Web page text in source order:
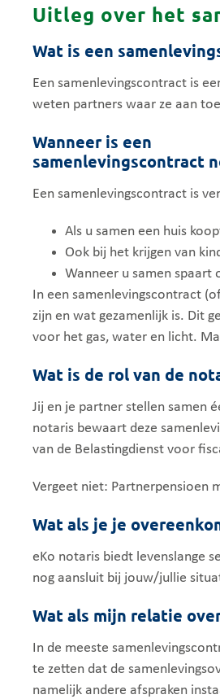
Uitleg over het
Wat is een
Een samenlevingscontract is
weten partners waar ze aan
Wanneer is een
samenlevingscontract
Een samenlevingscontract is
Als u samen een huis
Ook bij het krijgen van
Wanneer u samen spaart
In een samenlevings­contract
zijn en wat gezamenlijk is. Dit
voor het gas, water en licht.
Wat is de rol van de
Jij en je partner stellen samen
notaris bewaart deze
van de Belastingdienst voor
Vergeet niet: Partnerpensioen
Wat als je je
eKo notaris biedt levenslange
nog aansluit bij jouw/jullie
Wat als mijn relatie
In de meeste
te zetten dat de
namelijk andere afspraken